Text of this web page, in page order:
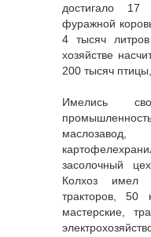
достигало
фуражной
4 тысяч
хозяйстве
200 тысяч
Имелись
засолочный
Колхоз имел
тракторов, 50
мастерские,